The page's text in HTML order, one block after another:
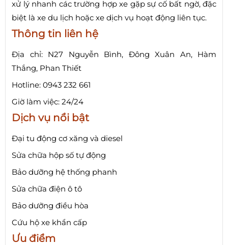
xử lý nhanh các trường hợp xe gặp sự cố bất ngờ, đặc
biệt là xe du lịch hoặc xe dịch vụ hoạt động liên tục.
Thông tin liên hệ
Địa chỉ: N27 Nguyễn Bình, Đông Xuân An, Hàm
Thắng, Phan Thiết
Hotline: 0943 232 661
Giờ làm việc: 24/24
Dịch vụ nổi bật
Đại tu động cơ xăng và diesel
Sửa chữa hộp số tự động
Bảo dưỡng hệ thống phanh
Sửa chữa điện ô tô
Bảo dưỡng điều hòa
Cứu hộ xe khẩn cấp
Ưu điểm